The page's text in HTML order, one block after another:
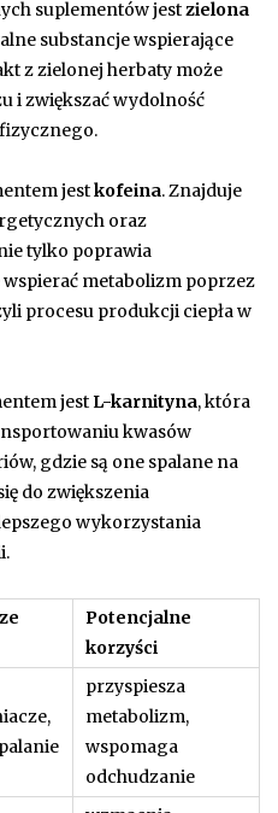
suplementów jestzielona
substancje wspierające
z zielonej herbaty może
i zwiększać wydolność
jestkofeina. Znajduje
oraz
tylko poprawia
metabolizm poprzez
procesu produkcji ciepła w
jest L-karnityna, która
kwasów
gdzie są one spalane na
do zwiększenia
wykorzystania
Potencjalne
korzyści
przyspiesza
metabolizm,
wspomaga
odchudzanie